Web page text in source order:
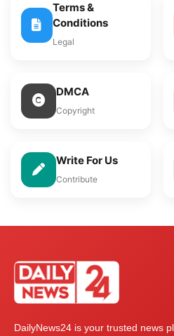
Terms &
Conditions
Legal
DMCA
Copyright
Write For Us
Contribute
DailyNews24 is your trusted news